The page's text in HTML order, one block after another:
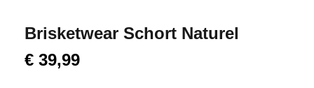
Brisketwear Schort Naturel
€ 39,99